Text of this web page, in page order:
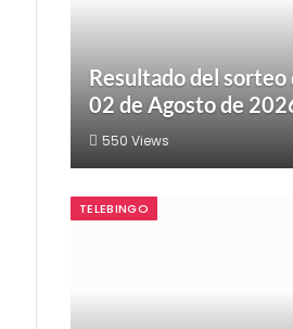
Resultado del sorteo
02 de Agosto de
550 Views
TELEBINGO